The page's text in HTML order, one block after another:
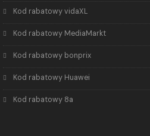
Kod rabatowy vidaXL
Kod rabatowy MediaMarkt
Kod rabatowy bonprix
Kod rabatowy Huawei
Kod rabatowy 8a